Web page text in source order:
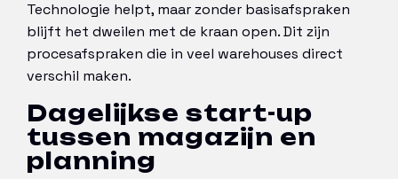
Technologie helpt, maar zonder basisafspraken
blijft het dweilen met de kraan open. Dit zijn
procesafspraken die in veel warehouses direct
verschil maken.
Dagelijkse start-up
tussen magazijn en
planning